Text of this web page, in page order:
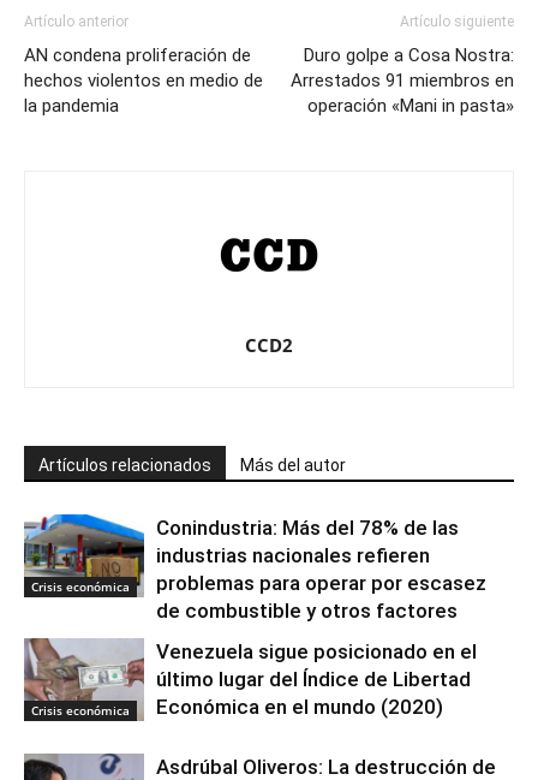
Artículo anterior
AN condena proliferación de
hechos violentos en medio de
la pandemia
Artículo siguiente
Duro golpe a Cosa Nostra:
Arrestados 91 miembros en
operación «Mani in pasta»
CCD2
Artículos relacionados Más del autor
Crisis económica
Conindustria: Más del 78% de las
industrias nacionales refieren
problemas para operar por escasez
de combustible y otros factores
Crisis económica
Venezuela sigue posicionado en el
último lugar del Índice de Libertad
Económica en el mundo (2020)
Asdrúbal Oliveros: La destrucción de